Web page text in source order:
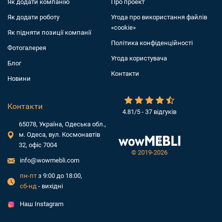
© 2019-2026
4.81/5 - 37 відгуків
Як додати компанiю
Як додати роботу
Як підняти позиції компанії
Фотогалерея
Блог
Новини
Про проект
Угода про використання файлів
«cookie»
Політика конфіденційності
Угода користувача
Контакти
Контакти
65078, Україна, Одеська обл.,
м. Одеса, вул. Космонавтів
32, офіс 7004
info@wowmebli.com
пн-пт з 9:00 до 18:00,
сб-нд - вихідні
Наш Instagram